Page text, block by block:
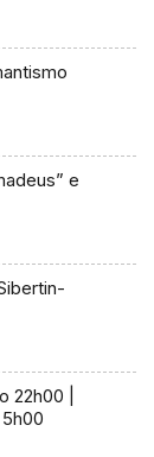
e
22h00 |